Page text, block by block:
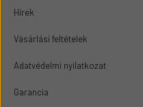
Hírek
Vásárlási feltételek
Adatvédelmi nyilatkozat
Garancia